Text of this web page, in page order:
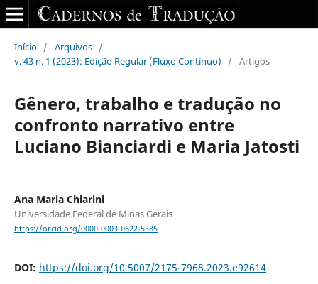
Início / Arquivos /
v. 43 n. 1 (2023): Edição Regular (Fluxo Contínuo)
/ Artigos
Gênero, trabalho e tradução no
confronto narrativo entre
Luciano Bianciardi e Maria Jatosti
Ana Maria Chiarini
Universidade Federal de Minas Gerais
https://orcid.org/0000-0003-0622-5385
DOI: https://doi.org/10.5007/2175-7968.2023.e92614